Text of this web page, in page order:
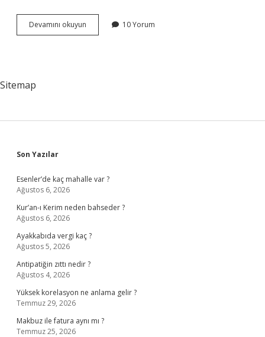
Devamını okuyun
Yazı
10 Yorum
Sitemap
Sidebar
Son Yazılar
Esenler’de kaç mahalle var ?
Ağustos 6, 2026
Kur’an-ı Kerim neden bahseder ?
Ağustos 6, 2026
Ayakkabıda vergi kaç ?
Ağustos 5, 2026
Antipatiğin zıttı nedir ?
Ağustos 4, 2026
Yüksek korelasyon ne anlama gelir ?
Temmuz 29, 2026
Makbuz ile fatura aynı mı ?
Temmuz 25, 2026